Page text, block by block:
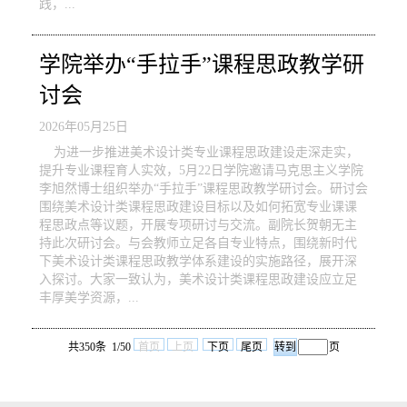
践，...
学院举办“手拉手”课程思政教学研
讨会
2026年05月25日
为进一步推进美术设计类专业课程思政建设走深走实，
提升专业课程育人实效，5月22日学院邀请马克思主义学院
李旭然博士组织举办“手拉手”课程思政教学研讨会。研讨会
围绕美术设计类课程思政建设目标以及如何拓宽专业课课
程思政点等议题，开展专项研讨与交流。副院长贺朝无主
持此次研讨会。与会教师立足各自专业特点，围绕新时代
下美术设计类课程思政教学体系建设的实施路径，展开深
入探讨。大家一致认为，美术设计类课程思政建设应立足
丰厚美学资源，...
共350条 1/50 首页 上页 下页 尾页 页